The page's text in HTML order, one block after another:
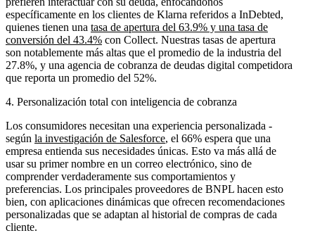
específicamente en los clientes de Klarna referidos a InDebted,
quienes tienen una tasa de apertura del 63.9% y una tasa de
conversión del 43.4% con Collect. Nuestras tasas de apertura
son notablemente más altas que el promedio de la industria del
27.8%, y una agencia de cobranza de deudas digital competidora
que reporta un promedio del 52%.
4. Personalización total con inteligencia de cobranza
Los consumidores necesitan una experiencia personalizada -
según la investigación de Salesforce, el 66% espera que una
empresa entienda sus necesidades únicas. Esto va más allá de
usar su primer nombre en un correo electrónico, sino de
comprender verdaderamente sus comportamientos y
preferencias. Los principales proveedores de BNPL hacen esto
bien, con aplicaciones dinámicas que ofrecen recomendaciones
personalizadas que se adaptan al historial de compras de cada
cliente.